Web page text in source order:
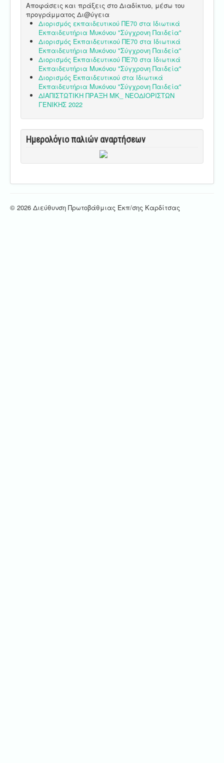
Αποφάσεις και πράξεις στο Διαδίκτυο, μέσω του
προγράμματος Δι@ύγεια
Διορισμός εκπαιδευτικού ΠΕ70 στα Ιδιωτικά
Εκπαιδευτήρια Μυκόνου "Σύγχρονη Παιδεία"
Διορισμός Εκπαιδευτικού ΠΕ70 στα Ιδιωτικά
Εκπαιδευτήρια Μυκόνου "Σύγχρονη Παιδεία"
Διορισμός Εκπαιδευτικού ΠΕ70 στα Ιδιωτικά
Εκπαιδευτήρια Μυκόνου "Σύγχρονη Παιδεία"
Διορισμός Εκπαιδευτικού στα Ιδιωτικά
Εκπαιδευτήρια Μυκόνου "Σύγχρονη Παιδεία"
ΔΙΑΠΙΣΤΩΤΙΚΗ ΠΡΑΞΗ ΜΚ_ ΝΕΟΔΙΟΡΙΣΤΩΝ
ΓΕΝΙΚΗΣ 2022
Ημερολόγιο παλιών αναρτήσεων
© 2026 Διεύθυνση Πρωτοβάθμιας Εκπ/σης Καρδίτσας